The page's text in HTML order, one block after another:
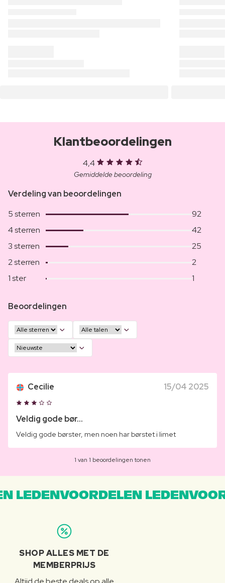
Klantbeoordelingen
4,4
Gemiddelde beoordeling
Verdeling van beoordelingen
5 sterren
92
4 sterren
42
3 sterren
25
2 sterren
2
1 ster
1
Beoordelingen
Cecilie 15/04 2025
Veldig gode bør...
Veldig gode børster, men noen har børstet i limet
1 van 1 beoordelingen tonen
LEDENVOORDELEN
SHOP ALLES MET DE
MEMBERPRIJS